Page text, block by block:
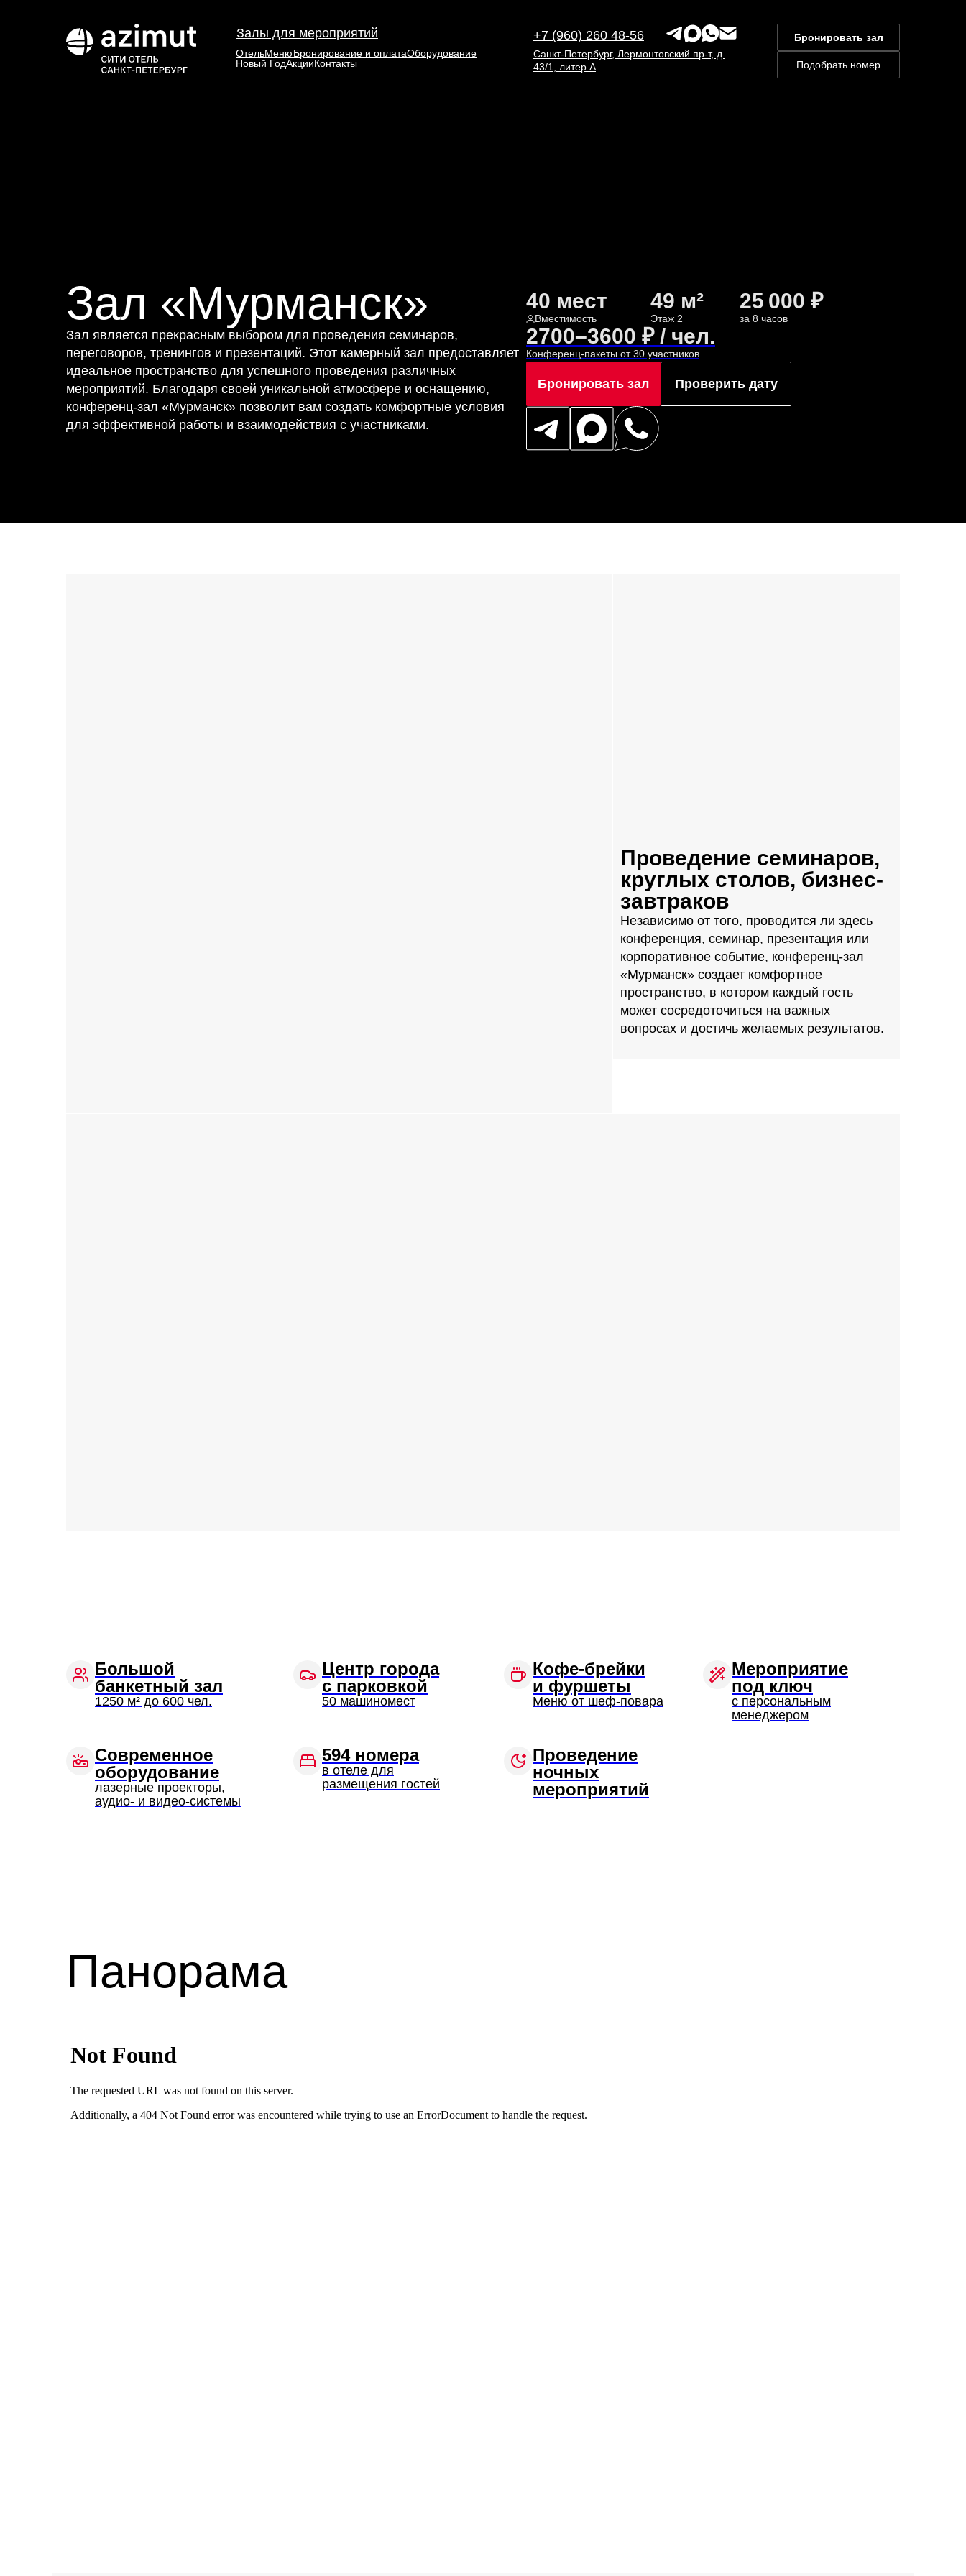
ОтельМенюБронирование и оплатаОборудование
Новый ГодАкцииКонтакты
Залы для мероприятий
Санкт-Петербург, Лермонтовский пр-т, д.
43/1, литер А
+7 (960) 260 48-56 Бронировать зал
Подобрать номер
Зал «Мурманск»
Зал является прекрасным выбором для проведения семинаров,
переговоров, тренингов и презентаций. Этот камерный зал предоставляет
идеальное пространство для успешного проведения различных
мероприятий. Благодаря своей уникальной атмосфере и оснащению,
конференц-зал «Мурманск» позволит вам создать комфортные условия
для эффективной работы и взаимодействия с участниками.
40 мест
Вместимость
49 м²
Этаж 2
25 000 ₽
за 8 часов
2700–3600 ₽ / чел.
Конференц-пакеты от 30 участников
Бронировать зал Проверить дату
Проведение семинаров,
круглых столов, бизнес-
завтраков
Независимо от того, проводится ли здесь
конференция, семинар, презентация или
корпоративное событие, конференц-зал
«Мурманск» создает комфортное
пространство, в котором каждый гость
может сосредоточиться на важных
вопросах и достичь желаемых результатов.
Проведение
ночных
мероприятий
Мероприятие
под ключ
с персональным
менеджером
594 номера
в отеле для
размещения гостей
Большой
банкетный зал
1250 м² до 600 чел.
Современное
оборудование
лазерные проекторы,
аудио- и видео-системы
Кофе-брейки
и фуршеты
Меню от шеф-повара
Центр города
с парковкой
50 машиномест
Панорама